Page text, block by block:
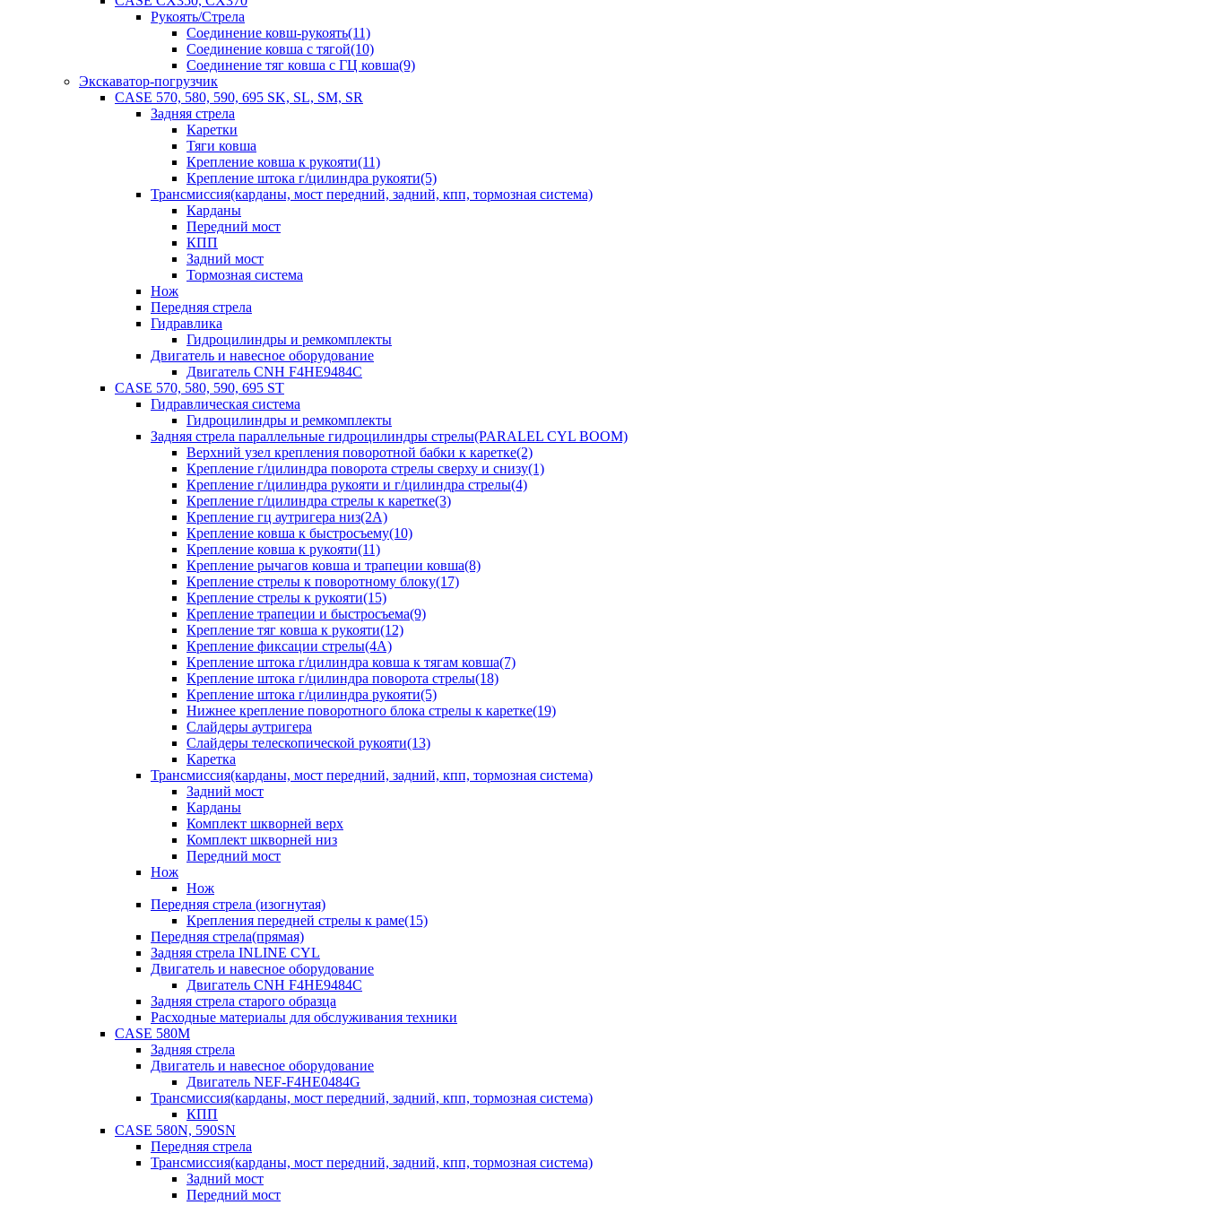
Рукоять/Стрела
Соединение ковш-рукоять(11)
Соединение ковша с тягой(10)
Соединение тяг ковша с ГЦ ковша(9)
Экскаватор-погрузчик
CASE 570, 580, 590, 695 SK, SL, SM, SR
Задняя стрела
Каретки
Тяги ковша
Крепление ковша к рукояти(11)
Крепление штока г/цилиндра рукояти(5)
Трансмиссия(карданы, мост передний, задний, кпп, тормозная система)
Карданы
Передний мост
КПП
Задний мост
Тормозная система
Нож
Передняя стрела
Гидравлика
Гидроцилиндры и ремкомплекты
Двигатель и навесное оборудование
Двигатель CNH F4HE9484C
CASE 570, 580, 590, 695 ST
Гидравлическая система
Гидроцилиндры и ремкомплекты
Задняя стрела параллельные гидроцилиндры стрелы(PARALEL CYL BOOM)
Верхний узел крепления поворотной бабки к каретке(2)
Крепление г/цилиндра поворота стрелы сверху и снизу(1)
Крепление г/цилиндра рукояти и г/цилиндра стрелы(4)
Крепление г/цилиндра стрелы к каретке(3)
Крепление гц аутригера низ(2А)
Крепление ковша к быстросъему(10)
Крепление ковша к рукояти(11)
Крепление рычагов ковша и трапеции ковша(8)
Крепление стрелы к поворотному блоку(17)
Крепление стрелы к рукояти(15)
Крепление трапеции и быстросъема(9)
Крепление тяг ковша к рукояти(12)
Крепление фиксации стрелы(4A)
Крепление штока г/цилиндра ковша к тягам ковша(7)
Крепление штока г/цилиндра поворота стрелы(18)
Крепление штока г/цилиндра рукояти(5)
Нижнее крепление поворотного блока стрелы к каретке(19)
Слайдеры аутригера
Слайдеры телескопической рукояти(13)
Каретка
Трансмиссия(карданы, мост передний, задний, кпп, тормозная система)
Задний мост
Карданы
Комплект шкворней верх
Комплект шкворней низ
Передний мост
Нож
Нож
Передняя стрела (изогнутая)
Крепления передней стрелы к раме(15)
Передняя стрела(прямая)
Задняя стрела INLINE CYL
Двигатель и навесное оборудование
Двигатель CNH F4HE9484C
Задняя стрела старого образца
Расходные материалы для обслуживания техники
CASE 580M
Задняя стрела
Двигатель и навесное оборудование
Двигатель NEF-F4HE0484G
Трансмиссия(карданы, мост передний, задний, кпп, тормозная система)
КПП
CASE 580N, 590SN
Передняя стрела
Трансмиссия(карданы, мост передний, задний, кпп, тормозная система)
Задний мост
Передний мост